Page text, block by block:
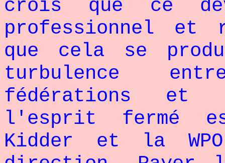
crois que ce
professionnel et
que cela se
turbulence
fédérations et
l'esprit fermé
Kidder et la